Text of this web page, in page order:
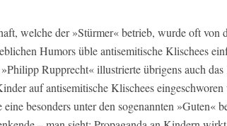
welche der »Stürmer« betrieb, wurde oft von
Humors üble antisemitische Klischees
Rupprecht« illustrierte übrigens auch
auf antisemitische Klischees eingeschworen
besonders unter den sogenannten »Guten«